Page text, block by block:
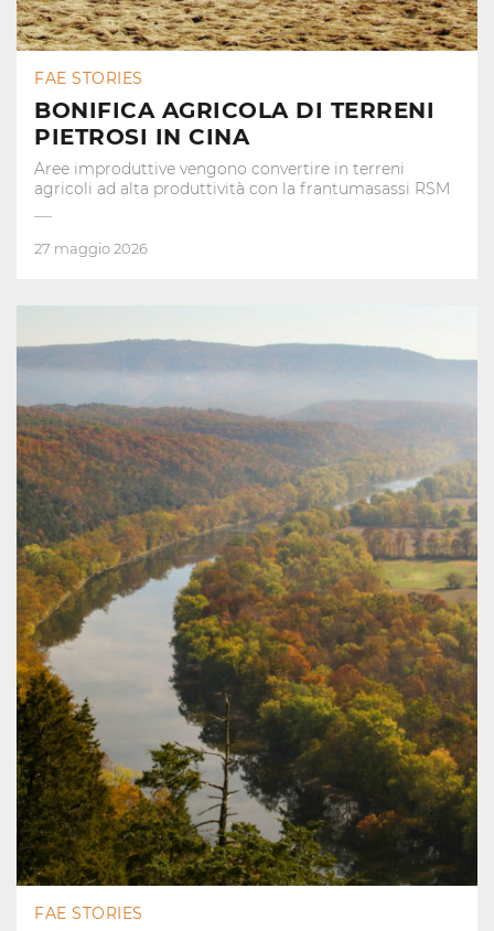
FAE STORIES
BONIFICA AGRICOLA DI TERRENI
PIETROSI IN CINA
Aree improduttive vengono convertire in terreni
agricoli ad alta produttività con la frantumasassi RSM
27 maggio 2026
FAE STORIES